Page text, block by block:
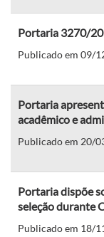
Portaria 3270/
Publicado em 09/
Portaria
acadêmico e
Publicado em 20/
Portaria dispõe
seleção durante
Publicado em 18/